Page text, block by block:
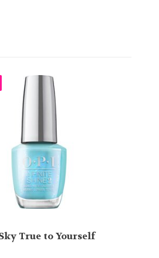
True to Yourself